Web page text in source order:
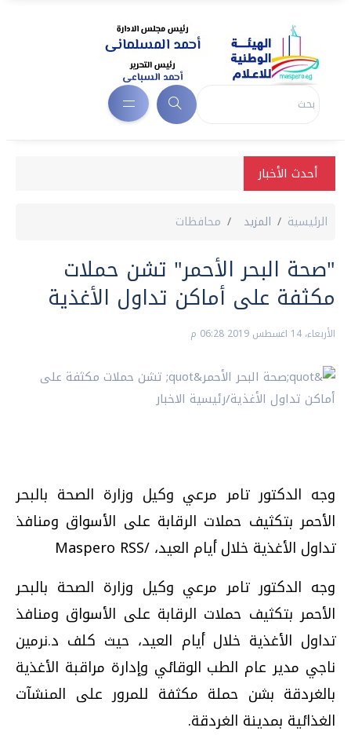
أحدث الأخبار
الرئيسية المزيد محافظات
"صحة البحر الأحمر" تشن حملات
مكثفة على أماكن تداول الأغذية
الأربعاء، 14 اغسطس 2019 06:28 م
وجه الدكتور تامر مرعي وكيل وزارة الصحة بالبحر
الأحمر بتكثيف حملات الرقابة على الأسواق ومنافذ
تداول الأغذية خلال أيام العيد، /Maspero RSS
وجه الدكتور تامر مرعي وكيل وزارة الصحة بالبحر
الأحمر بتكثيف حملات الرقابة على الأسواق ومنافذ
تداول الأغذية خلال أيام العيد، حيث كلف د.نرمين
ناجي مدير عام الطب الوقائي وإدارة مراقبة الأغذية
بالغردقة بشن حملة مكثفة للمرور على المنشآت
الغذائية بمدينة الغردقة.